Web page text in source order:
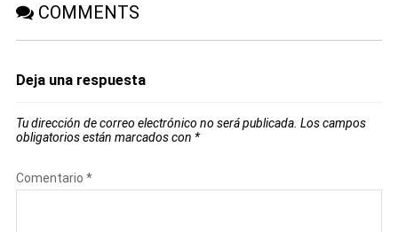
COMMENTS
Deja una respuesta
Tu dirección de correo electrónico no será publicada. Los campos
obligatorios están marcados con *
Comentario *